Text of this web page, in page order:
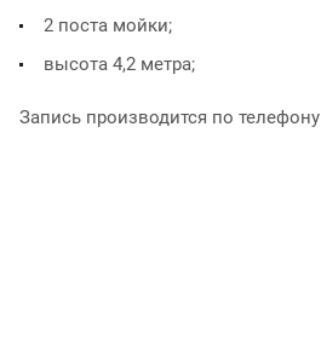
2 поста мойки;
высота 4,2 метра;
Запись производится по телефону